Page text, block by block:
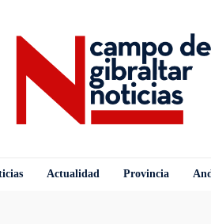
Actualidad Provincia